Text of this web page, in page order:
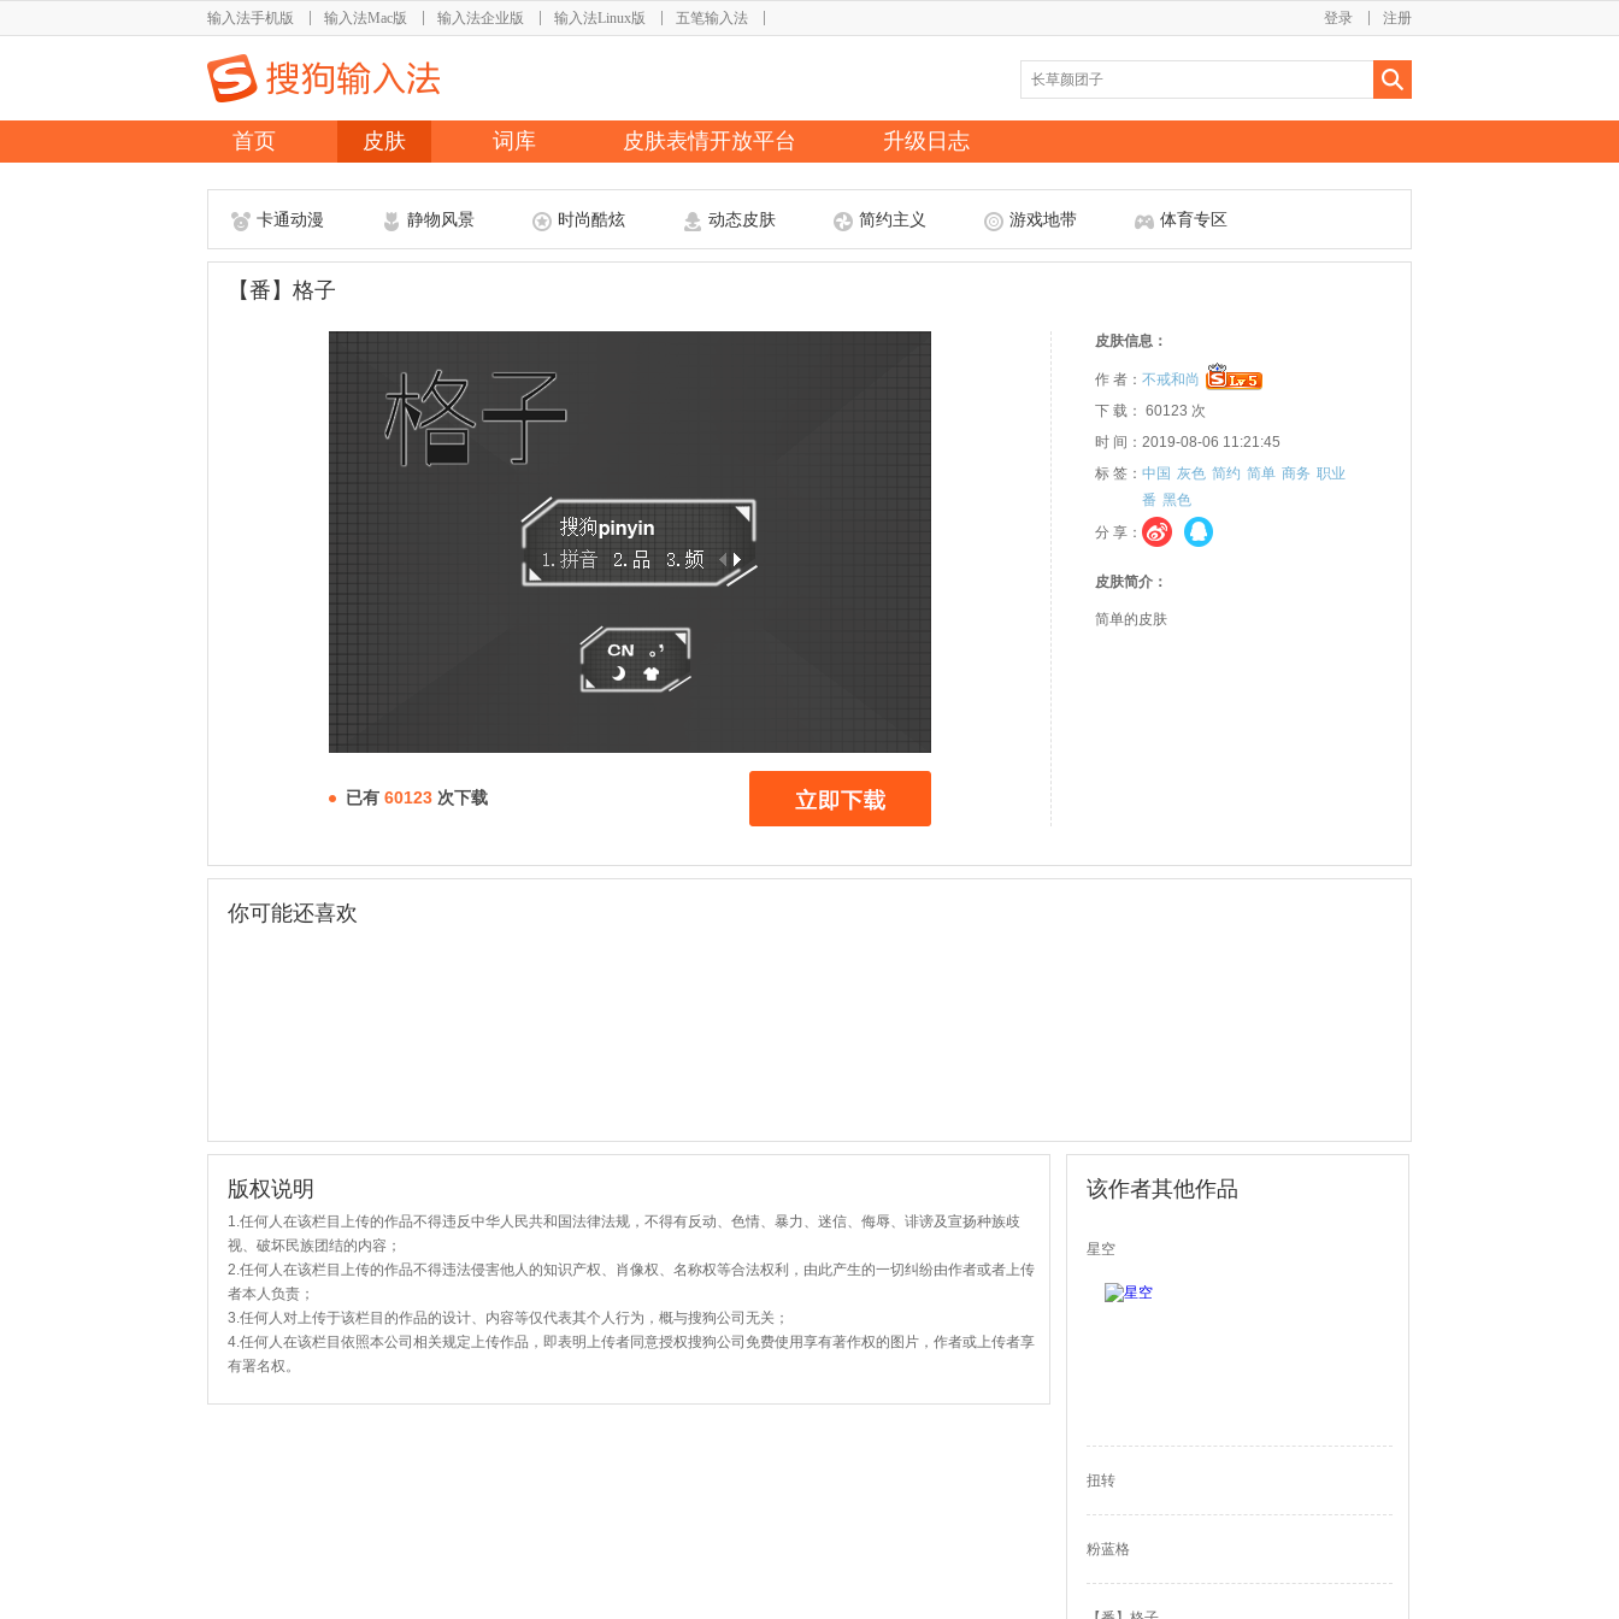
输入法手机版 输入法Mac版 输入法企业版 输入法Linux版 五笔输入法 注册
登录
首页 皮肤 词库 皮肤表情开放平台 升级日志
卡通动漫 静物风景 时尚酷炫 动态皮肤 简约主义 游戏地带 体育专区
【番】格子
已有 60123 次下载
皮肤信息：
作 者： 不戒和尚
下 载： 60123 次
时 间：2019-08-06 11:21:45
标 签： 中国 灰色 简约 简单 商务 职业
番 黑色
分 享：
皮肤简介：
简单的皮肤
你可能还喜欢
版权说明
1.任何人在该栏目上传的作品不得违反中华人民共和国法律法规，不得有反动、色情、暴力、迷信、侮辱、诽谤及宣扬种族歧
视、破坏民族团结的内容；
2.任何人在该栏目上传的作品不得违法侵害他人的知识产权、肖像权、名称权等合法权利，由此产生的一切纠纷由作者或者上传
者本人负责；
3.任何人对上传于该栏目的作品的设计、内容等仅代表其个人行为，概与搜狗公司无关；
4.任何人在该栏目依照本公司相关规定上传作品，即表明上传者同意授权搜狗公司免费使用享有著作权的图片，作者或上传者享
有署名权。
该作者其他作品
星空
扭转
粉蓝格